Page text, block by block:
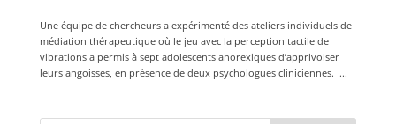
Une équipe de chercheurs a expérimenté des ateliers individuels de
médiation thérapeutique où le jeu avec la perception tactile de
vibrations a permis à sept adolescents anorexiques d’apprivoiser
leurs angoisses, en présence de deux psychologues cliniciennes. ...